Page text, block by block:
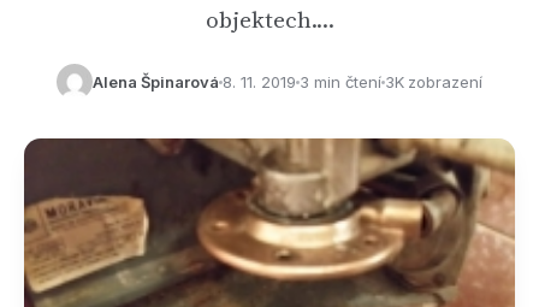
objektech.…
Alena Špinarová 8. 11. 2019 3 min čtení 3K zobrazení